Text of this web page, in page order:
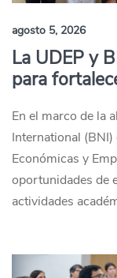
agosto 5, 2026
La UDEP y
para
En el marco de la
International (BNI)
Económicas y
oportunidades de
actividades